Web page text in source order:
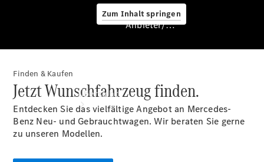
Zum Inhalt springen
Anbieter/Datenschutz
Übersicht
Anbieter/Datenschutz
Finden & Kaufen
Jetzt Wunschfahrzeug finden.
Entdecken Sie das vielfältige Angebot an Mercedes-
Benz Neu- und Gebrauchtwagen. Wir beraten Sie gerne
zu unseren Modellen.